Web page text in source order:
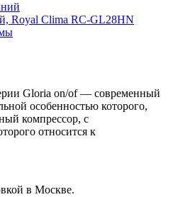
Royal Clima RC-GL28HN
Gloria on/of — современный
особенностью которого,
компрессор, с
относится к
в Москве.